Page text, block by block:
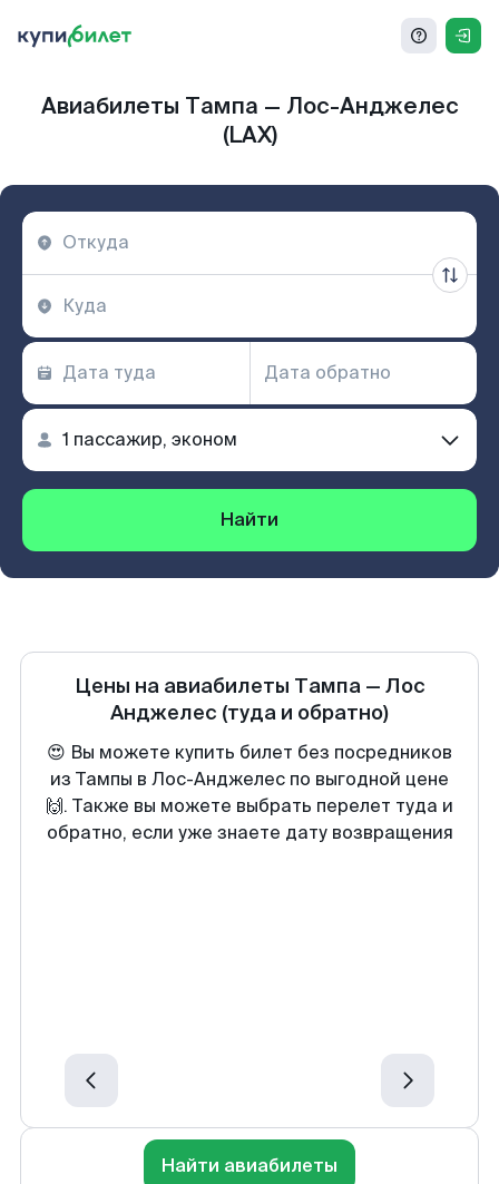
Авиабилеты Тампа — Лос-Анджелес
(LAX)
Найти
Цены на авиабилеты Тампа— Лос
Анджелес (туда и обратно)
😍 Вы можете купить билет без посредников
из Тампы в Лос-Анджелес по выгодной цене
🙌. Также вы можете выбрать перелет туда и
обратно, если уже знаете дату возвращения
Найти авиабилеты